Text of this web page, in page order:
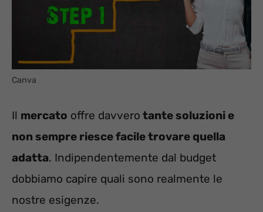
Canva
Il mercato offre davvero tante soluzioni e
non sempre riesce facile trovare quella
adatta. Indipendentemente dal budget
dobbiamo capire quali sono realmente le
nostre esigenze.